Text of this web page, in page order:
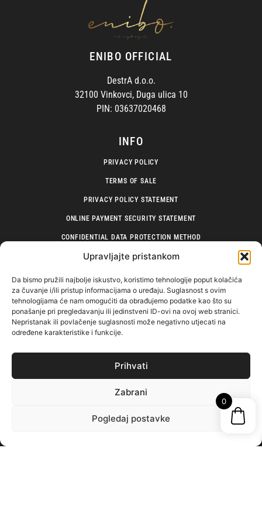
Upravljajte pristankom
Da bismo pružili najbolje iskustvo, koristimo tehnologije poput kolačića
za čuvanje i/ili pristup informacijama o uređaju. Suglasnost s ovim
tehnologijama će nam omogućiti da obrađujemo podatke kao što su
ponašanje pri pregledavanju ili jedinstveni ID-ovi na ovoj web stranici.
Nepristanak ili povlačenje suglasnosti može negativno utjecati na
određene karakteristike i funkcije.
Prihvati
Zabrani
Pogledaj postavke
ENIBO OFFICIAL
DestrA d.o.o.
32100 Vinkovci, Duga ulica 10
PIN: 03637020468
INFO
PRIVACY POLICY
TERMS OF SALE
PRIVACY POLICY STATEMENT
ONLINE PAYMENT SECURITY STATEMENT
CONFIDENTIAL DATA PROTECTION METHOD
CONTACT
EMAIL: kontakt@enibo-official.com
TEL: 032 309 102
FAX 032 309 192
0